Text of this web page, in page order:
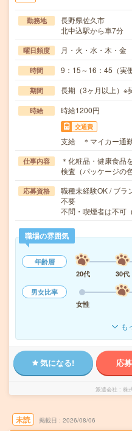
勤務地
長野県佐久市
北中込駅から車7分
曜日頻度 月・火・水・木・金
時間 9：15～16：45（実
期間 長期（3ヶ月以上）※
時給 時給1200円
交通費
支給 ＊マイカー通
仕事内容
＊化粧品・健康食品
検査（パッケージの
応募資格
職種未経験OK / ブラ
不要
不問・喫煙者は不可
職場の雰囲気
年齢層
20代
30代
男女比率
女性
も
気になる! 応
派遣会社 株
未読 掲載日 2026/08/06